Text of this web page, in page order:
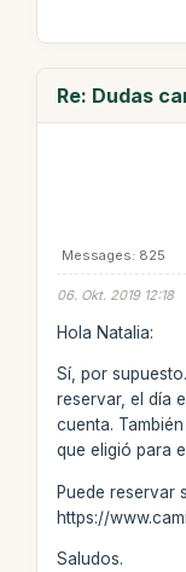
Re: Dudas
Messages: 825
06. Okt. 2019 12:18
Hola Natalia:
Sí, por
reservar, el día
cuenta.
que eligió para
Puede reservar
https://
Saludos.